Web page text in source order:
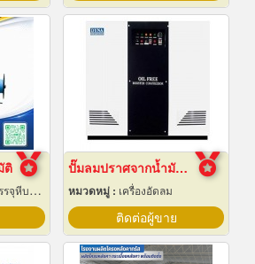
ติ
องจักรกล
ปั๊มลมปราศจากน้ำมันแบบบูสเตอร์
หมวดหมู่ : เครื่องอัดลม
ติดต่อผู้ขาย